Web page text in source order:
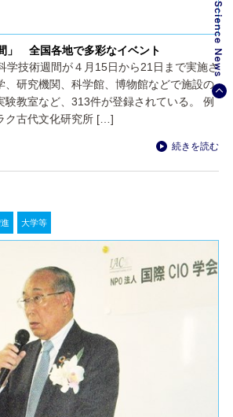
」 全国各地で多彩なイベント
学技術週間が４月15日から21日まで実施さ
、研究機関、科学館、博物館などで施設の
験教室など、313件が登録されている。 例
ク古代文化研究所 […]
続きを読む
大学等